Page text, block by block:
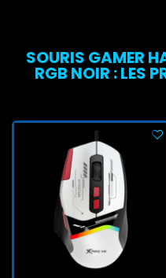
SOURIS GAMER
RGB NOIR : LES